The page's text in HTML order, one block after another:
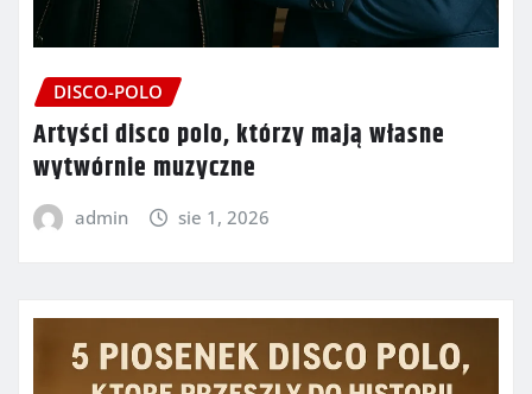
DISCO-POLO
Artyści disco polo, którzy mają własne
wytwórnie muzyczne
admin sie 1, 2026